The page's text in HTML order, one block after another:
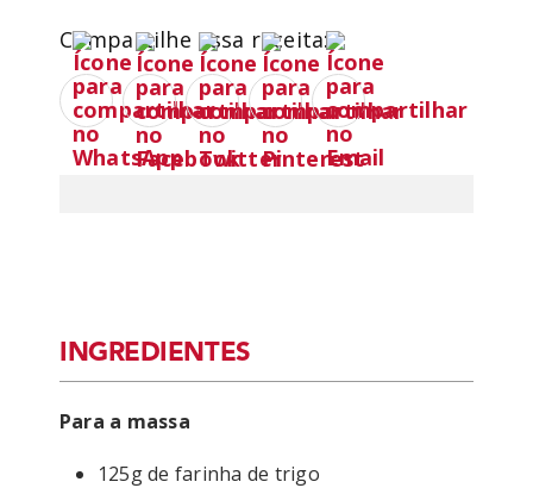
Compartilhe essa receita:
INGREDIENTES
Para a massa
125g de farinha de trigo